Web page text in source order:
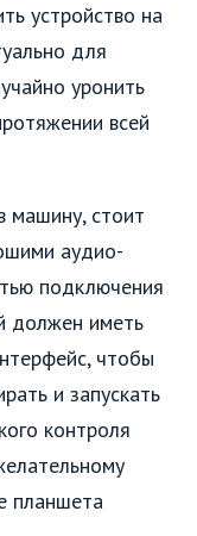
устройство на
для
уронить
всей
машину, стоит
аудио-
подключения
должен иметь
чтобы
и запускать
контроля
планшета